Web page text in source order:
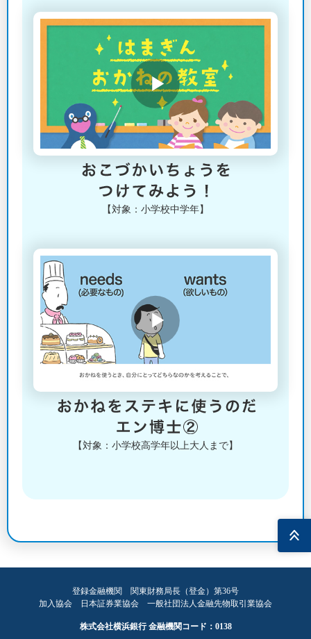
【対象：小学校中学年】
【対象：小学校高学年以上大人まで】
トップ
登録金融機関 関東財務局長（登金）第36号
加入協会 日本証券業協会 一般社団法人金融先物取引業協会
株式会社横浜銀行 金融機関コード：0138